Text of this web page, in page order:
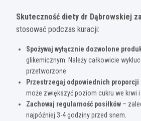
Skuteczność diety dr Dąbrowskiej
stosować podczas kuracji:
Spożywaj wyłącznie dozwolone
glikemicznym. Należy całkowicie
przetworzone.
Przestrzegaj odpowiednich proporcji
może zwiększyć poziom cukru we krwi
Zachowaj regularność posiłków –
najpóźniej 3-4 godziny przed snem.